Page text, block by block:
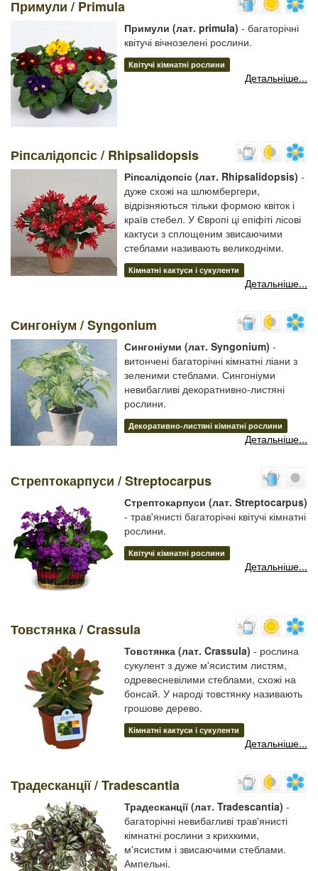
Примули / Primula
Примули (лат. primula) - багаторічні
квітучі вічнозелені рослини.
Квітучі кімнатні рослини
Детальніше...
Ріпсалідопсіс / Rhipsalidopsis
Ріпсалідопсіс (лат. Rhipsalidopsis) -
дуже схожі на шлюмбергери,
відрізняються тільки формою квіток і
країв стебел. У Європі ці епіфіті лісові
кактуси з сплощеним звисаючими
стеблами називають великодніми.
Кімнатні кактуси і сукуленти
Детальніше...
Сингоніум / Syngonium
Сингоніуми (лат. Syngonium) -
витончені багаторічні кімнатні ліани з
зеленими стеблами. Сингоніуми
невибагливі декоратнивно-листяні
рослини.
Декоративно-листяні кімнатні рослини
Детальніше...
Стрептокарпуси / Streptocarpus
Стрептокарпуси (лат. Streptocarpus)
- трав'янисті багаторічні квітучі кімнатні
рослини.
Квітучі кімнатні рослини
Детальніше...
Товстянка / Crassula
Товстянка (лат. Crassula) - рослина
сукулент з дуже м'ясистим листям,
одревесневілими стеблами, схожі на
бонсай. У народі товстянку називають
грошове дерево.
Кімнатні кактуси і сукуленти
Детальніше...
Традесканції / Tradescantia
Традесканції (лат. Tradescantia) -
багаторічні невибагливі трав'янисті
кімнатні рослини з крихкими,
м'ясистим і звисаючими стеблами.
Ампельні.